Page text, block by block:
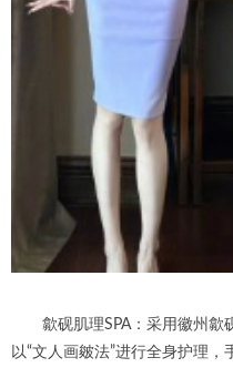
歙砚肌理SPA：采用徽州歙
以“文人画皴法”进行全身护理，